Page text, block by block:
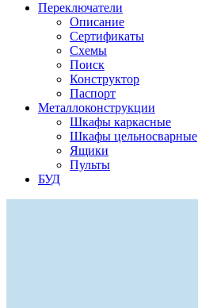
Переключатели
Описание
Сертификаты
Схемы
Поиск
Конструктор
Паспорт
Металлоконструкции
Шкафы каркасные
Шкафы цельносварные
Ящики
Пульты
БУД